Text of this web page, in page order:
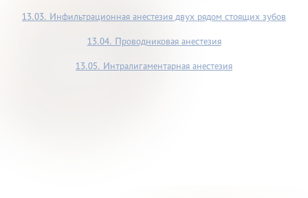
13.03. Инфильтрационная анестезия двух рядом стоящих зубов
13.04. Проводниковая анестезия
13.05. Интралигаментарная анестезия